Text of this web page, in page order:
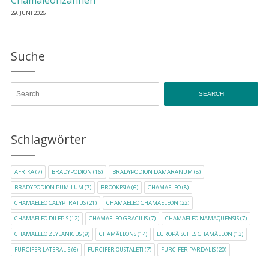
29. JUNI 2026
Suche
Schlagwörter
AFRIKA(7) BRADYPODION (16) BRADYPODION DAMARANUM (8)
BRADYPODION PUMILUM (7) BROOKESIA(6) CHAMAELEO(8)
CHAMAELEO CALYPTRATUS(21) CHAMAELEO CHAMAELEON (22)
CHAMAELEO DILEPIS(12) CHAMAELEO GRACILIS(7) CHAMAELEO NAMAQUENSIS(7)
CHAMAELEO ZEYLANICUS(9) CHAMÄLEONS(14) EUROPÄISCHES CHAMÄLEON (13)
FURCIFER LATERALIS(6) FURCIFER OUSTALETI (7) FURCIFER PARDALIS(20)